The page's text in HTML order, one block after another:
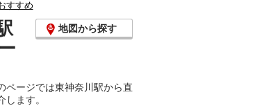
すすめ
地図から探す
ページでは東神奈川駅から直
ます。